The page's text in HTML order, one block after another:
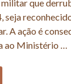
que
seja
A ação é
ao Ministério …